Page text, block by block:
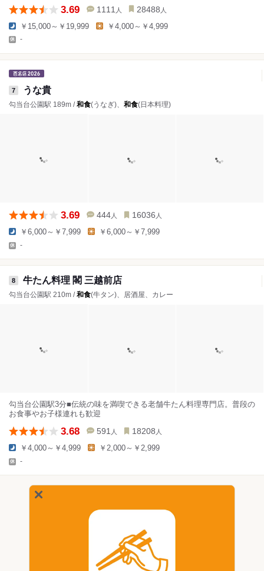
3.69 1111 人 28488 人
￥15,000～￥19,999 ￥4,000～￥4,999
-
7 うな貴
勾当台公園駅 189m /和食(うなぎ)、 和食(日本料理)
3.69 444 人 16036 人
￥6,000～￥7,999 ￥6,000～￥7,999
-
8 牛たん料理 閣 三越前店
勾当台公園駅 210m /和食(牛タン)、居酒屋、カレー
勾当台公園駅3分■伝統の味を満喫できる老舗牛たん料理専門店。普段の
お食事やお子様連れも歓迎
3.68 591 人 18208 人
￥4,000～￥4,999 ￥2,000～￥2,999
-